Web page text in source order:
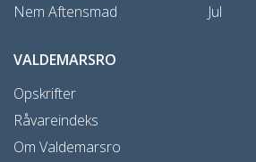
Nem Aftensmad
Jul
VALDEMARSRO
Opskrifter
Råvareindeks
Om Valdemarsro